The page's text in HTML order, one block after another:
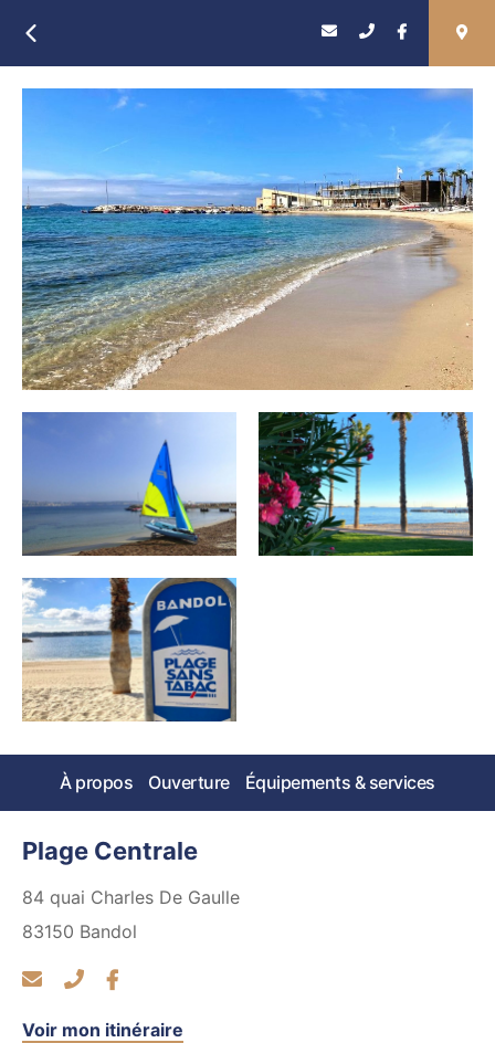
À propos Ouverture Équipements & services
Plage Centrale
84 quai Charles De Gaulle
83150 Bandol
Voir mon itinéraire